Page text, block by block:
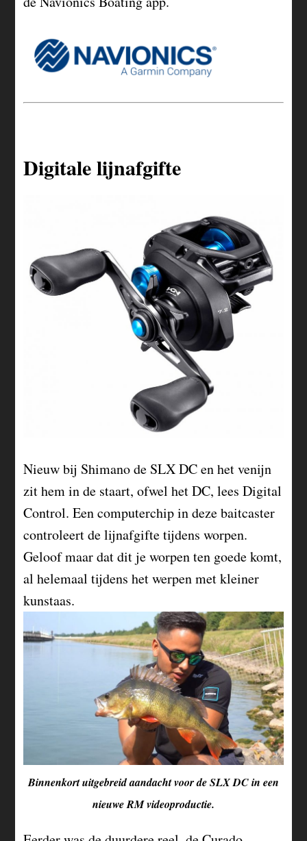
Digitale lijnafgifte
Nieuw bij Shimano de SLX DC en het venijn
zit hem in de staart, ofwel het DC, lees Digital
Control. Een computerchip in deze baitcaster
controleert de lijnafgifte tijdens worpen.
Geloof maar dat dit je worpen ten goede komt,
al helemaal tijdens het werpen met kleiner
kunstaas.
Binnenkort uitgebreid aandacht voor de SLX DC in een
nieuwe RM videoproductie.